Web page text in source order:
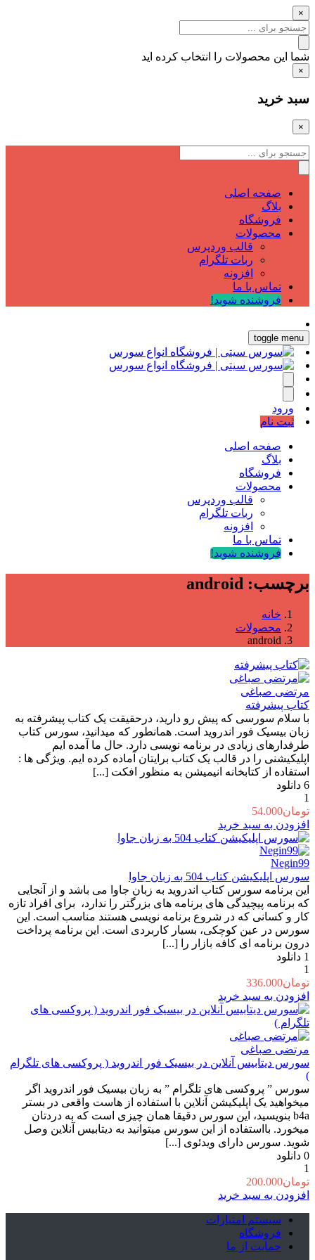
×
شما این محصولات را انتخاب کرده اید
×
سبد خرید
×
صفحه اصلی
بلاگ
فروشگاه
محصولات
قالب وردپرس
ربات تلگرام
افزونه
تماس با ما
فروشنده شوید!
toggle menu
ورود
ثبت نام
صفحه اصلی
بلاگ
فروشگاه
محصولات
قالب وردپرس
ربات تلگرام
افزونه
تماس با ما
فروشنده شوید!
برچسب: android
خانه
محصولات
android
مرتضی صباغی
کتاب پیشرفته
با سلام سورسی که پیش رو دارید، درحقیقت یک کتاب پیشرفته به
زبان بیسیک فور اندروید است. همانطور که میدانید، سورس کتاب
طرفدارهای زیادی در برنامه نویسی دارد. حال ما آمده ایم
اپلیکیشنی را در قالب یک کتاب برایتان آماده کرده ایم. ویژگی ها :
استفاده از کتابخانه انیمیشن به منظور افکت [...]
6 دانلود
1
تومان54.000
افزودن به سبد خرید
Negin99
سورس اپلیکیشن کتاب 504 به زبان جاوا
این برنامه سورس کتاب اندروید به زبان جاوا می باشد و از آنجایی
که برنامه پیچیدگی های برنامه های بزرگتر را ندارد، برای افراد تازه
کار و کسانی که در شروع برنامه نویسی هستند مناسب است. این
سورس در عین کوچکی، بسیار کاربردی است. این برنامه پرداخت
درون برنامه ای کافه بازار را [...]
1 دانلود
1
تومان336.000
افزودن به سبد خرید
مرتضی صباغی
سورس دیتابیس آنلاین در بیسیک فور اندروید ( پروکسی های تلگرام
)
سورس ” پروکسی های تلگرام ” به زبان بیسیک فور اندروید اگر
میخواهید یک اپلیکیشن آنلاین با استفاده از هاست واقعی در بستر
b4a بنویسید، این سورس دقیقا همان چیزی است که به دردتان
میخورد. بااستفاده از این سورس میتوانید به دیتابیس آنلاین وصل
شوید. سورس دارای ویدئوی [...]
0 دانلود
1
تومان200.000
افزودن به سبد خرید
سیستم امتیازات
فروشگاه
حمایت از ما